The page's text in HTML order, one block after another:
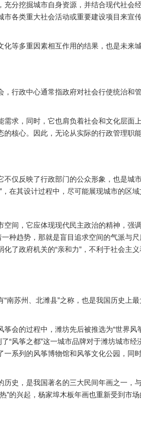
分挖掘城市自身资源，并结合现代社会
各类重大社会活动或重要建设项目来宣
等多重因素相互作用的结果，也是未来
行政中心通常指政府对社会行使统治和
求，同时，它也肩负着社会和文化层面
核心。因此，无论从实际的行政管理职
仅反映了行政部门的公众形象，也是城
在其设计过程中，尽可能展现城市的区域
间，它应体现现代民主政治的精神，强
种趋势，那就是盲目追求空间的气派与
了政府机关的“亲和力”，不利于社会主义
苏州、北潍县”之称，也是我国历史上最
的过程中，潍坊先后被推选为“世界风
“风筝之都”这一城市品牌对于潍坊城市经
系列的风筝博物馆和风筝文化公园，同
史，是我国著名的三大民间年画之一，
”的兴起，杨家埠木板年画也重新受到市